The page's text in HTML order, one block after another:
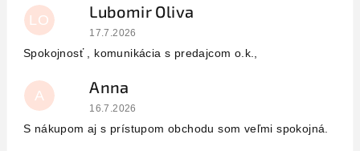
LO Lubomir Oliva
Hodnotenie obchodu je 5 z 5 hviezdičiek.
17.7.2026
Spokojnosť , komunikácia s predajcom o.k.,
A Anna
Hodnotenie obchodu je 5 z 5 hviezdičiek.
16.7.2026
S nákupom aj s prístupom obchodu som veľmi spokojná.